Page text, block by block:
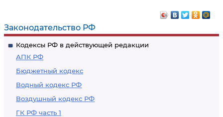
Законодательство РФ
Кодексы РФ в действующей редакции
АПК РФ
Бюджетный кодекс
Водный кодекс РФ
Воздушный кодекс РФ
ГК РФ часть 1